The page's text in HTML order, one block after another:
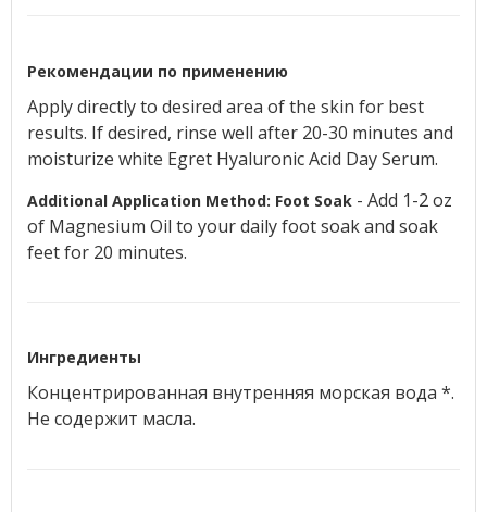
Рекомендации по применению
Apply directly to desired area of the skin for best
results. If desired, rinse well after 20-30 minutes and
moisturize white Egret Hyaluronic Acid Day Serum.
Additional Application Method: Foot Soak- Add 1-2 oz
of Magnesium Oil to your daily foot soak and soak
feet for 20 minutes.
Ингредиенты
Концентрированная внутренняя морская вода *.
Не содержит масла.